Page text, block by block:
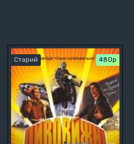
Старий 480р